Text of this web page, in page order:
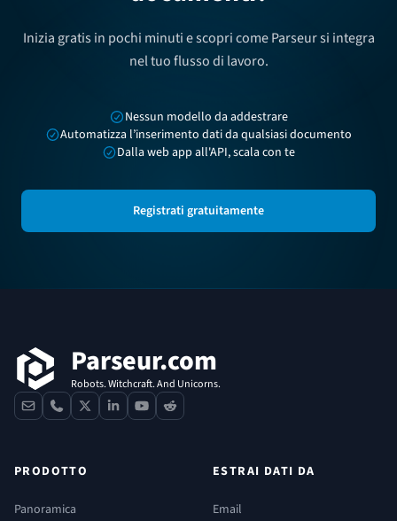
Inizia gratis in pochi minuti e scopri come Parseur si integra
nel tuo flusso di lavoro.
Nessun modello da addestrare
Automatizza l’inserimento dati da qualsiasi documento
Dalla web app all'API, scala con te
Registrati gratuitamente
Parseur.com
Robots. Witchcraft. And Unicorns.
contactphone
x linkedinyoutube
reddit
PRODOTTO
Panoramica
ESTRAI DATI DA
Email